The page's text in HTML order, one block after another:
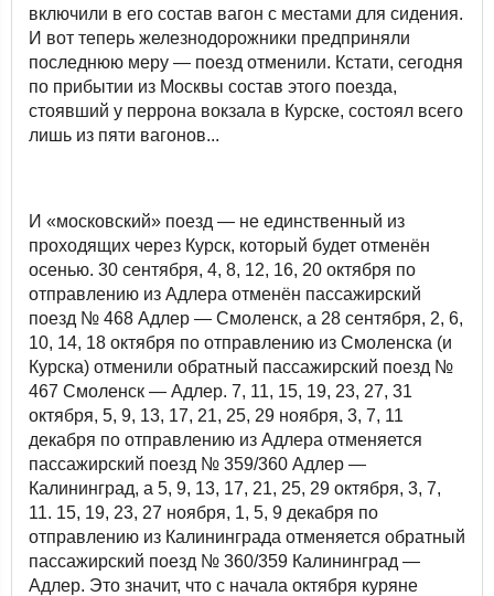
включили в его состав вагон с местами для сидения.
И вот теперь железнодорожники предприняли
последнюю меру — поезд отменили. Кстати, сегодня
по прибытии из Москвы состав этого поезда,
стоявший у перрона вокзала в Курске, состоял всего
лишь из пяти вагонов...
И «московский» поезд — не единственный из
проходящих через Курск, который будет отменён
осенью. 30 сентября, 4, 8, 12, 16, 20 октября по
отправлению из Адлера отменён пассажирский
поезд № 468 Адлер — Смоленск, а 28 сентября, 2, 6,
10, 14, 18 октября по отправлению из Смоленска (и
Курска) отменили обратный пассажирский поезд №
467 Смоленск — Адлер. 7, 11, 15, 19, 23, 27, 31
октября, 5, 9, 13, 17, 21, 25, 29 ноября, 3, 7, 11
декабря по отправлению из Адлера отменяется
пассажирский поезд № 359/360 Адлер —
Калининград, а 5, 9, 13, 17, 21, 25, 29 октября, 3, 7,
11. 15, 19, 23, 27 ноября, 1, 5, 9 декабря по
отправлению из Калининграда отменяется обратный
пассажирский поезд № 360/359 Калининград —
Адлер. Это значит, что с начала октября куряне